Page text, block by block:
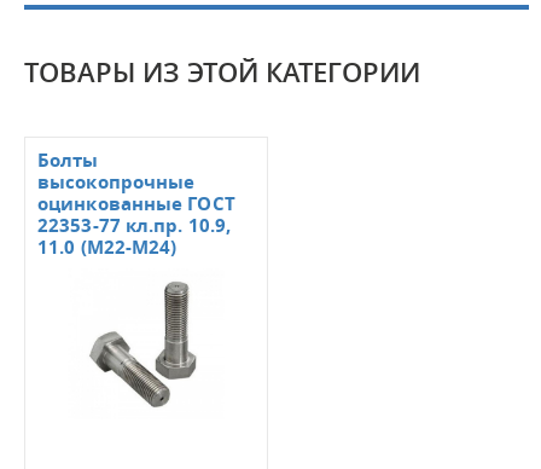
ТОВАРЫ ИЗ ЭТОЙ КАТЕГОРИИ
Болты
высокопрочные
оцинкованные ГОСТ
22353-77 кл.пр. 10.9,
11.0 (М22-М24)